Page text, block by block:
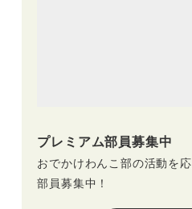
プレミアム部員募集中
おでかけわんこ部の活動を
部員募集中！